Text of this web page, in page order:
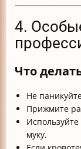
4.
Что
Не
Прижмите
муку.